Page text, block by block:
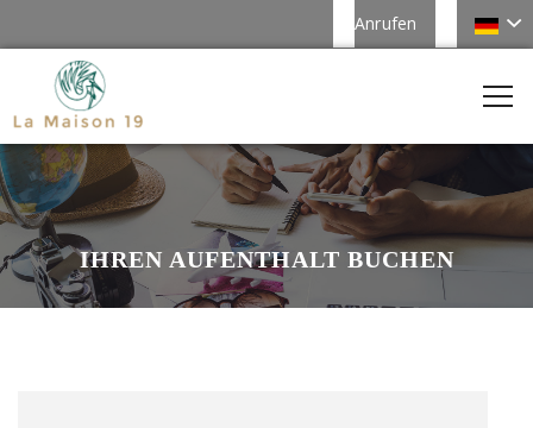
Anrufen
IHREN AUFENTHALT BUCHEN